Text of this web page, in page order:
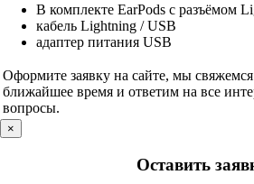
В комплекте EarPods с разъёмом
кабель Lightning / USB
адаптер питания USB
Оформите заявку на сайте, мы
ближайшее время и ответим на все
вопросы.
×
Оставить